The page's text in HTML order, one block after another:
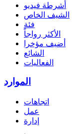
أشرطة فيديو
الشيف الخاص
فئة
الأكثر رواجاً
أضيف مؤخرا
الشائع
الفعاليات
الموارد
اتجاهات
عمل
إدارة